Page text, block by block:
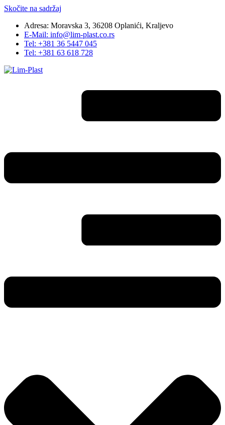
Skočite na sadržaj
Adresa: Moravska 3, 36208 Oplanići, Kraljevo
E-Mail: info@lim-plast.co.rs
Tel: +381 36 5447 045
Tel: +381 63 618 728